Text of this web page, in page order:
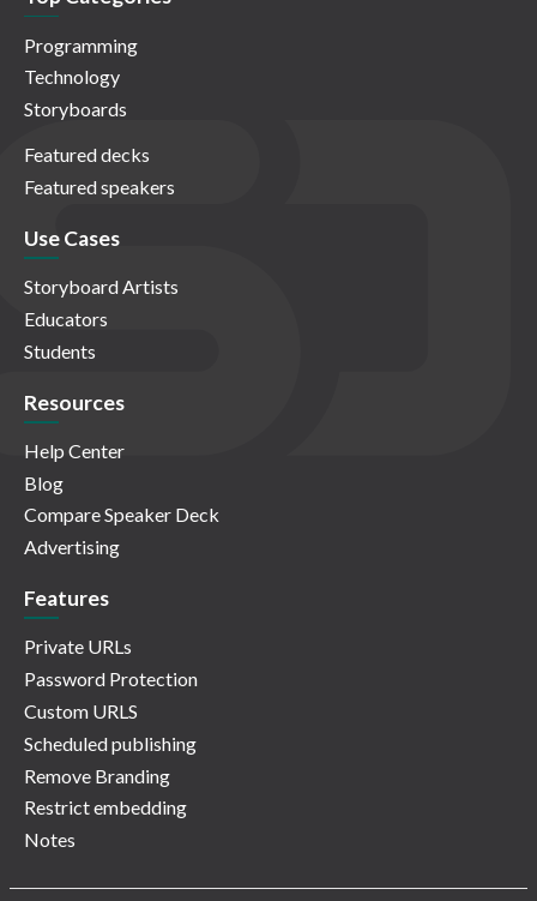
Programming
Technology
Storyboards
Featured decks
Featured speakers
Use Cases
Storyboard Artists
Educators
Students
Resources
Help Center
Blog
Compare Speaker Deck
Advertising
Features
Private URLs
Password Protection
Custom URLS
Scheduled publishing
Remove Branding
Restrict embedding
Notes